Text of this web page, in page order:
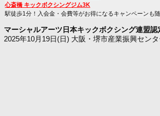
心斎橋 キックボクシングジム3K
駅徒歩1分！入会金・会費等がお得になるキャンペーンも
マーシャルアーツ日本キックボクシング連盟
2025年10月19日(日) 大阪・堺市産業振興センタ